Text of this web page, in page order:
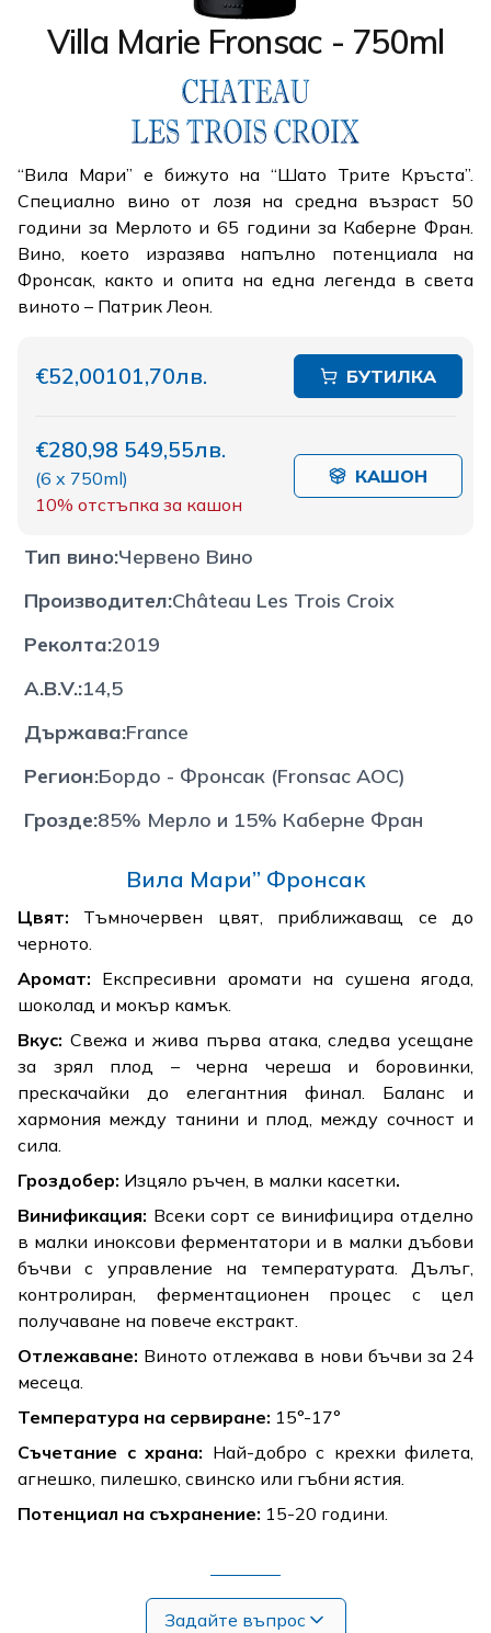
Villa Marie Fronsac - 750ml
“Вила Мари” е бижуто на “Шато Трите Кръста”.
Специално вино от лозя на средна възраст 50
години за Мерлото и 65 години за Каберне Фран.
Вино, което изразява напълно потенциала на
Фронсак, както и опита на една легенда в света
виното – Патрик Леон.
€52,00101,70лв. БУТИЛКА
€280,98 549,55лв.
(6 x 750ml)
10% отстъпка за кашон
КАШОН
Тип вино:Червено Вино
Производител:Château Les Trois Croix
Реколта:2019
A.B.V.:14,5
Държава:France
Регион:Бордо - Фронсак (Fronsac AOC)
Грозде:85% Мерло и 15% Каберне Фран
Вила Мари” Фронсак
Цвят: Тъмночервен цвят, приближаващ се до
черното.
Аромат: Експресивни аромати на сушена ягода,
шоколад и мокър камък.
Вкус: Свежа и жива първа атака, следва усещане
за зрял плод – черна череша и боровинки,
прескачайки до елегантния финал. Баланс и
хармония между танини и плод, между сочност и
сила.
Гроздобер: Изцяло ръчен, в малки касетки.
Винификация: Всеки сорт се винифицира отделно
в малки иноксови ферментатори и в малки дъбови
бъчви с управление на температурата. Дълъг,
контролиран, ферментационен процес с цел
получаване на повече екстракт.
Отлежаване: Виното отлежава в нови бъчви за 24
месеца.
Температура на сервиране: 15°-17°
Съчетание с храна: Най-добро с крехки филета,
агнешко, пилешко, свинско или гъбни ястия.
Потенциал на съхранение: 15-20 години.
Задайте въпрос